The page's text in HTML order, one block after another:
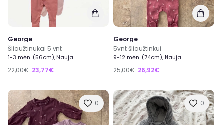
George
Šliaužtinukai 5 vnt
1-3 mėn. (56cm), Nauja
22,00€ 23,77€
George
5vnt šliaužtinkui
9-12 mėn. (74cm), Nauja
25,00€ 26,92€
0 0